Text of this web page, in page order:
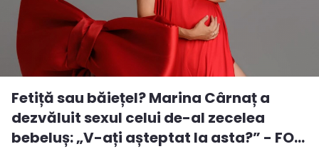
Fetiță sau băiețel? Marina Cârnaț a
dezvăluit sexul celui de-al zecelea
bebeluș: „V-ați așteptat la asta?” - FO...